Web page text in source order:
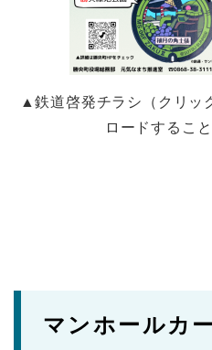
▲鉄道啓発チラシ（クリッ
ロードするこ
マンホールカ